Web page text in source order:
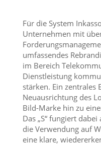
Für die System
Unternehmen mit
umfassendes
im Bereich
Dienstleistung
stärken. Ein zentrales
Neuausrichtung des
Bild-Marke hin zu
Das „S“ fungiert
die Verwendung auf
eine klare,